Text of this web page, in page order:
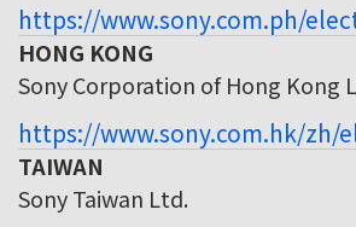
https://www.sony.com.ph/
HONG KONG
Sony Corporation of Hong Kong
https://www.sony.com.hk/zh/
TAIWAN
Sony Taiwan Ltd.